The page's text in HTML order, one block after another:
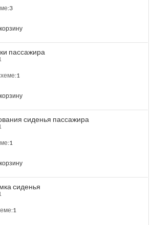
3
пассажира
1
сиденья пассажира
1
сиденья
1